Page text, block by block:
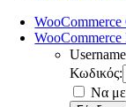
WooCommerce
Κωδικός:
Να με